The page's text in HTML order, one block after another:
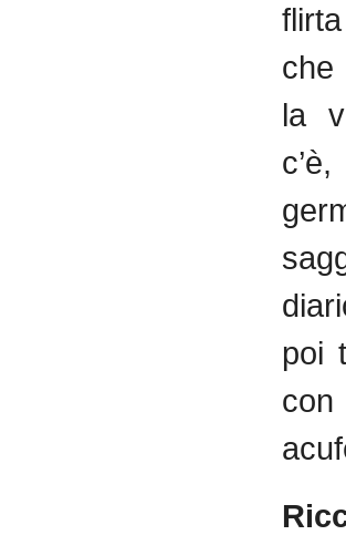
che
la
poi